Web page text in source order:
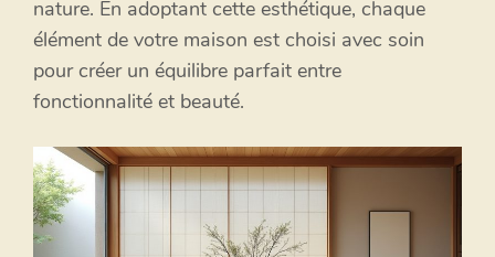
nature. En adoptant cette esthétique, chaque
élément de votre maison est choisi avec soin
pour créer un équilibre parfait entre
fonctionnalité et beauté.